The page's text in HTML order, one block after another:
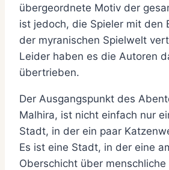
übergeordnete Motiv der
ist jedoch, die Spieler mit den
der myranischen Spielwelt
Leider haben es die Autoren
übertrieben.
Der Ausgangspunkt des
Malhira, ist nicht einfach nur
Stadt, in der ein paar
Es ist eine Stadt, in der eine
Oberschicht über